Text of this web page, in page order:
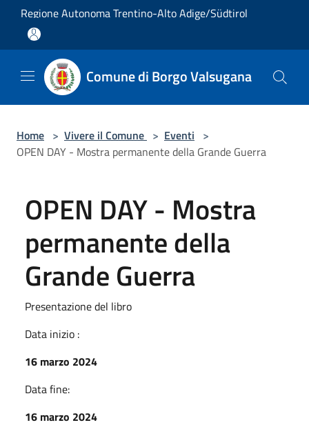
Salta al contenuto principale
Regione Autonoma Trentino-Alto Adige/Südtirol
Comune di Borgo Valsugana
Home > Vivere il Comune > Eventi >
OPEN DAY - Mostra permanente della Grande Guerra
OPEN DAY - Mostra
permanente della
Grande Guerra
Presentazione del libro
Data inizio :
16 marzo 2024
Data fine:
16 marzo 2024